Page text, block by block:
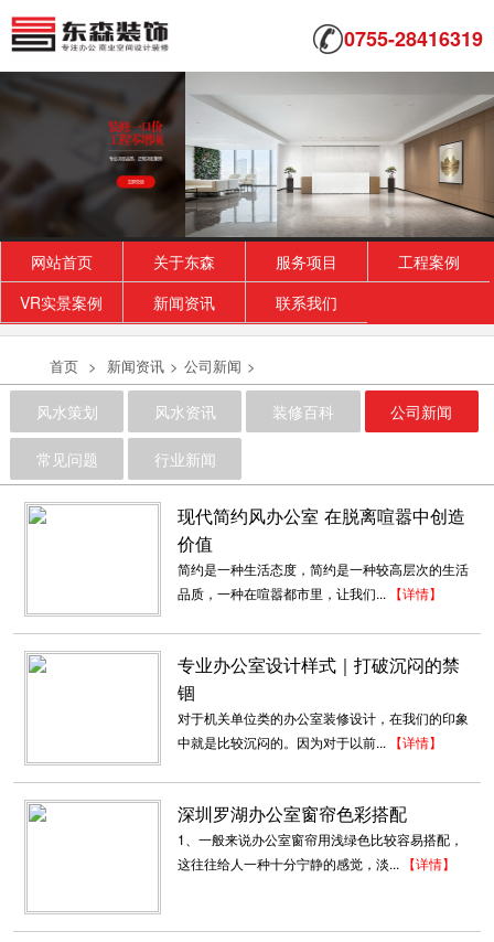
0755-28416319
网站首页 关于东森 服务项目
工程案例
VR实景案例
新闻资讯 联系我们
首页 > 新闻资讯 > 公司新闻 >
风水策划 风水资讯 装修百科 公司新闻
常见问题 行业新闻
现代简约风办公室 在脱离喧嚣中创造
价值
简约是一种生活态度，简约是一种较高层次的生活
品质，一种在喧嚣都市里，让我们... 【详情】
专业办公室设计样式｜打破沉闷的禁
锢
对于机关单位类的办公室装修设计，在我们的印象
中就是比较沉闷的。因为对于以前... 【详情】
深圳罗湖办公室窗帘色彩搭配
1、一般来说办公室窗帘用浅绿色比较容易搭配，
这往往给人一种十分宁静的感觉，淡... 【详情】
备已成为空间点缀风采的创意来...